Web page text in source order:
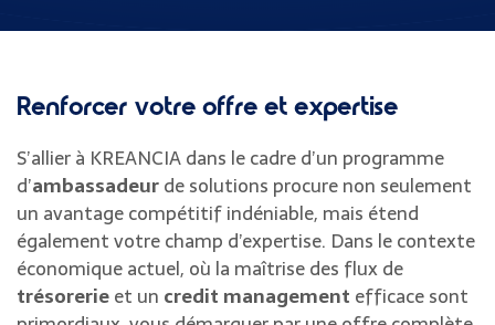
Renforcer votre offre et expertise
S’allier à KREANCIA dans le cadre d’un programme
d’ambassadeurde solutions procure non seulement
un avantage compétitif indéniable, mais étend
également votre champ d’expertise. Dans le contexte
économique actuel, où la maîtrise des flux de
trésorerieet un credit management efficace sont